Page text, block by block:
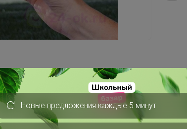
Новые предложения каждые 5 минут